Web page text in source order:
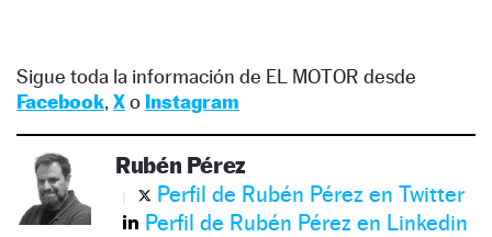
Sigue toda la información de EL MOTOR desde
Facebook, Xo Instagram
Rubén Pérez
Perfil de Rubén Pérez en Twitter
Perfil de Rubén Pérez en Linkedin